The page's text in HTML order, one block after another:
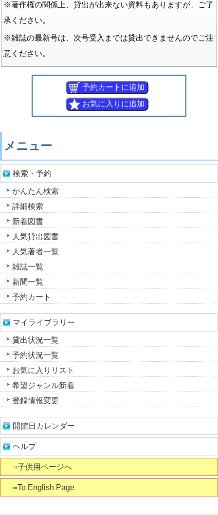
※著作権の関係上、貸出が出来ない資料もありますが、ご了
承ください。
※雑誌の最新号は、次号受入までは貸出できませんのでご注
意ください。
メニュー
検索・予約
かんたん検索
詳細検索
新着図書
人気貸出図書
人気著者一覧
雑誌一覧
新聞一覧
予約カート
マイライブラリー
貸出状況一覧
予約状況一覧
お気に入りリスト
希望ジャンル新着
登録情報変更
開館日カレンダー
ヘルプ
⇒子供用ページへ
⇒To English Page